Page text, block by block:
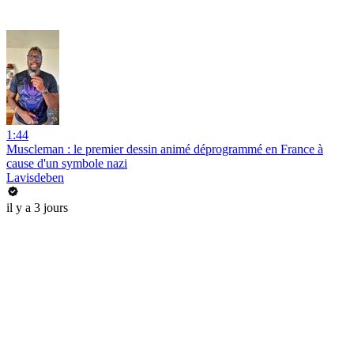
1:44
Muscleman : le premier dessin animé déprogrammé en France à
cause d'un symbole nazi
Lavisdeben
il y a 3 jours